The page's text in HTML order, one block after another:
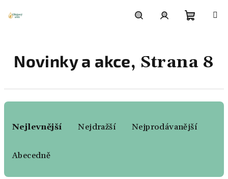
košík
Novinky a akce, Strana 8
Nejlevnější Nejdražší Nejprodávanější
Abecedně